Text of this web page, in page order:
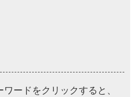
ードをクリックすると、